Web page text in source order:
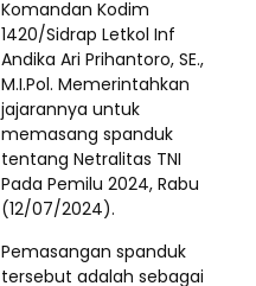
Komandan Kodim
1420/Sidrap Letkol Inf
Andika Ari Prihantoro, SE.,
M.I.Pol. Memerintahkan
jajarannya untuk
memasang spanduk
tentang Netralitas TNI
Pada Pemilu 2024, Rabu
(12/07/2024).
Pemasangan spanduk
tersebut adalah sebagai